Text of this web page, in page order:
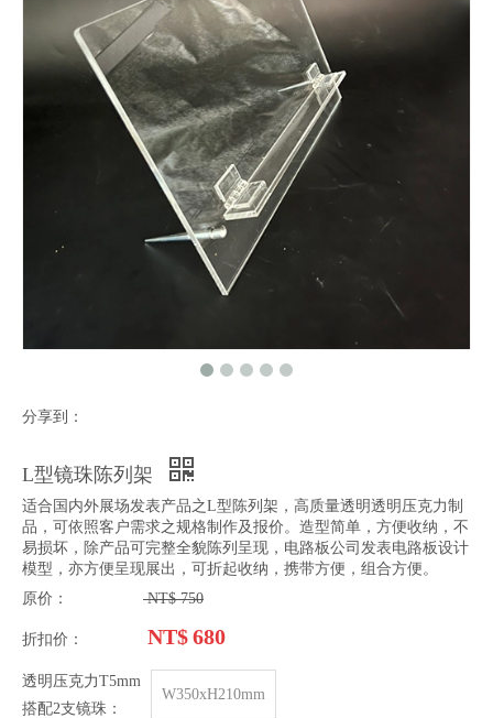
分享到：
L型镜珠陈列架
适合国内外展场发表产品之L型陈列架，高质量透明透明压克力制
品，可依照客户需求之规格制作及报价。造型简单，方便收纳，不
易损坏，除产品可完整全貌陈列呈现，电路板公司发表电路板设计
模型，亦方便呈现展出，可折起收纳，携带方便，组合方便。
原价：
NT$ 750
折扣价： NT$680
透明压克力T5mm
搭配2支镜珠：
W350xH210mm